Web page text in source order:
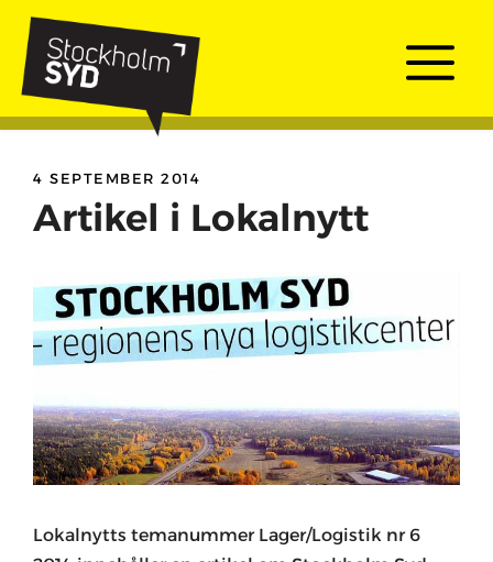
Skip
content
4 SEPTEMBER 2014
Artikel i Lokalnytt
Lokalnytts temanummer Lager/Logistik nr 6